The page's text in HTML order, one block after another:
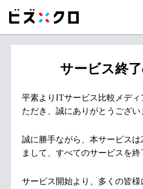
サービス終
平素よりITサービス比較メデ
ただき、誠にありがとうござい
誠に勝手ながら、本サービスは
まして、すべてのサービスを終
サービス開始より、多くの皆様